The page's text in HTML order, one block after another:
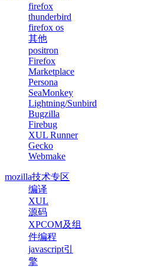
firefox
thunderbird
firefox os
其他
positron
Firefox
Marketplace
Persona
SeaMonkey
Lightning/Sunbird
Bugzilla
Firebug
XUL Runner
Gecko
Webmake
mozilla技术专区
编译
XUL
源码
XPCOM及组
件编程
javascript引
擎